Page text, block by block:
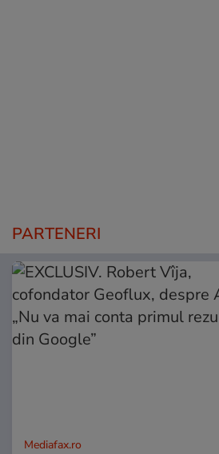
PARTENERI
Mediafax.ro